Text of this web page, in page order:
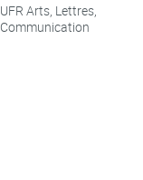
UFR Arts, Lettres,
Communication